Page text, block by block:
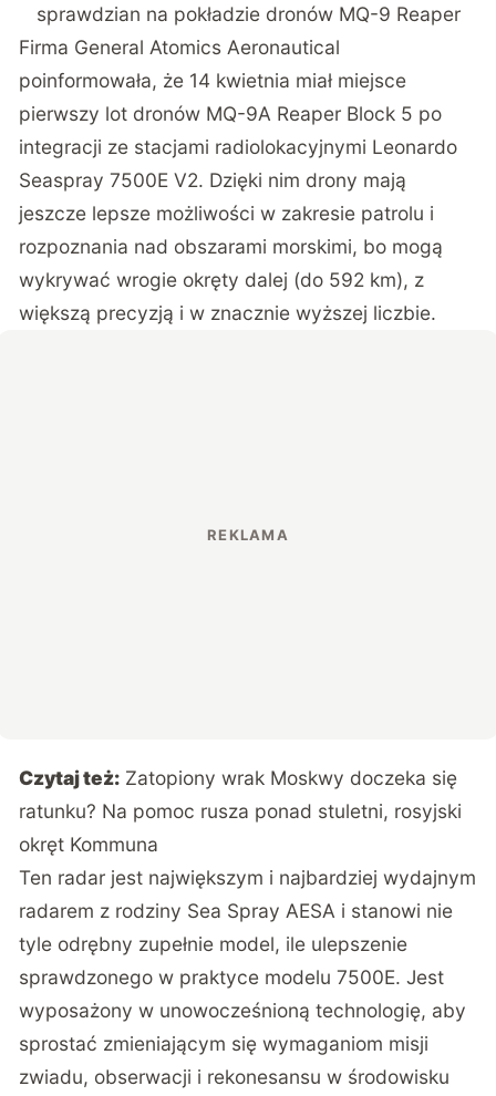
sprawdzian na pokładzie dronów MQ-9 Reaper
Firma General Atomics Aeronautical
poinformowała, że 14 kwietnia miał miejsce
pierwszy lot dronów MQ-9A Reaper Block 5 po
integracji ze stacjami radiolokacyjnymi Leonardo
Seaspray 7500E V2. Dzięki nim drony mają
jeszcze lepsze możliwości w zakresie patrolu i
rozpoznania nad obszarami morskimi, bo mogą
wykrywać wrogie okręty dalej (do 592 km), z
większą precyzją i w znacznie wyższej liczbie.
Czytaj też: Zatopiony wrak Moskwy doczeka się
ratunku? Na pomoc rusza ponad stuletni, rosyjski
okręt Kommuna
Ten radar jest największym i najbardziej wydajnym
radarem z rodziny Sea Spray AESA i stanowi nie
tyle odrębny zupełnie model, ile ulepszenie
sprawdzonego w praktyce modelu 7500E. Jest
wyposażony w unowocześnioną technologię, aby
sprostać zmieniającym się wymaganiom misji
zwiadu, obserwacji i rekonesansu w środowisku